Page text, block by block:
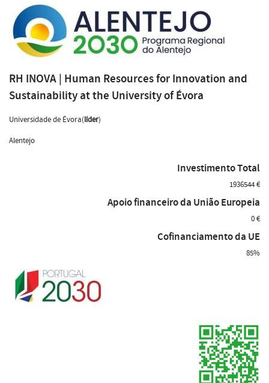
RH INOVA | Human Resources for Innovation and
Sustainability at the University of Évora
Universidade de Évora(líder)
Alentejo
Investimento Total
1936544 €
Apoio financeiro da União Europeia
0 €
Cofinanciamento da UE
85%